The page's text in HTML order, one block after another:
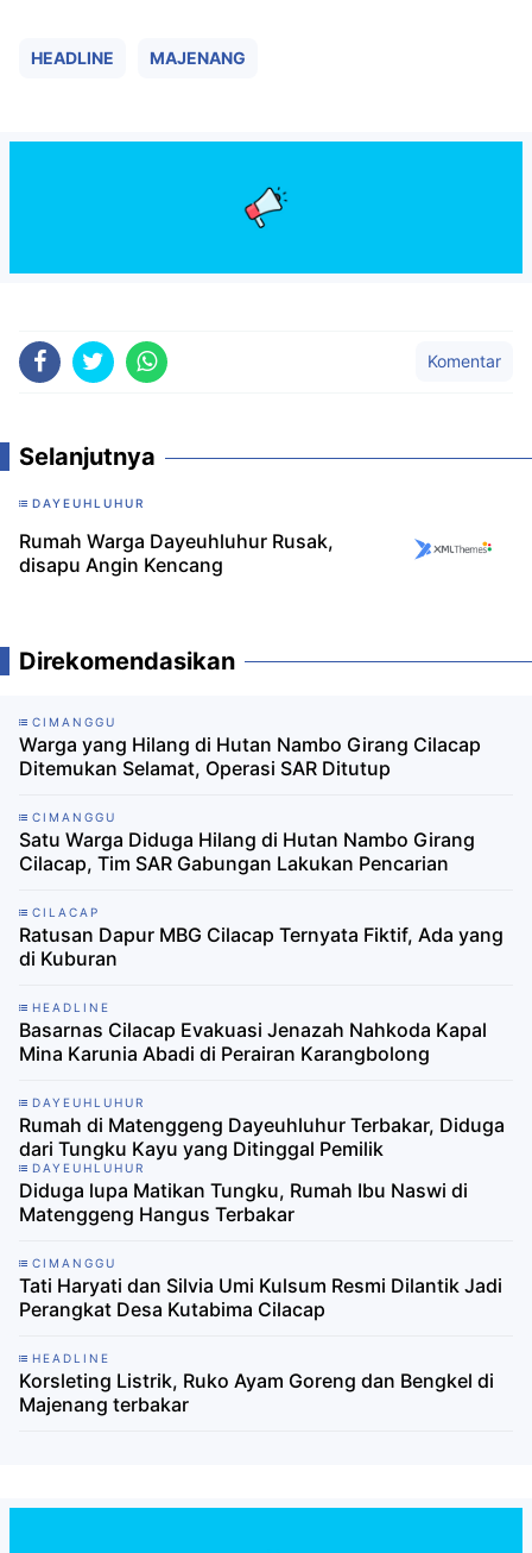
HEADLINE MAJENANG
Komentar
Selanjutnya
DAYEUHLUHUR
Rumah Warga Dayeuhluhur Rusak,
disapu Angin Kencang
Direkomendasikan
CIMANGGU
Warga yang Hilang di Hutan Nambo Girang Cilacap
Ditemukan Selamat, Operasi SAR Ditutup
CIMANGGU
Satu Warga Diduga Hilang di Hutan Nambo Girang
Cilacap, Tim SAR Gabungan Lakukan Pencarian
CILACAP
Ratusan Dapur MBG Cilacap Ternyata Fiktif, Ada yang
di Kuburan
HEADLINE
Basarnas Cilacap Evakuasi Jenazah Nahkoda Kapal
Mina Karunia Abadi di Perairan Karangbolong
DAYEUHLUHUR
Rumah di Matenggeng Dayeuhluhur Terbakar, Diduga
dari Tungku Kayu yang Ditinggal Pemilik
DAYEUHLUHUR
Diduga lupa Matikan Tungku, Rumah Ibu Naswi di
Matenggeng Hangus Terbakar
CIMANGGU
Tati Haryati dan Silvia Umi Kulsum Resmi Dilantik Jadi
Perangkat Desa Kutabima Cilacap
HEADLINE
Korsleting Listrik, Ruko Ayam Goreng dan Bengkel di
Majenang terbakar